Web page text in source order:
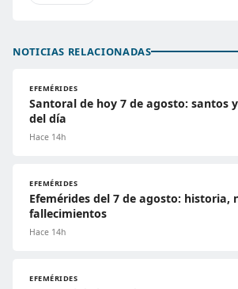
NOTICIAS RELACIONADAS
EFEMÉRIDES
Santoral de hoy 7 de agosto: santos
del día
Hace 14h
EFEMÉRIDES
Efemérides del 7 de agosto: historia,
fallecimientos
Hace 14h
EFEMÉRIDES